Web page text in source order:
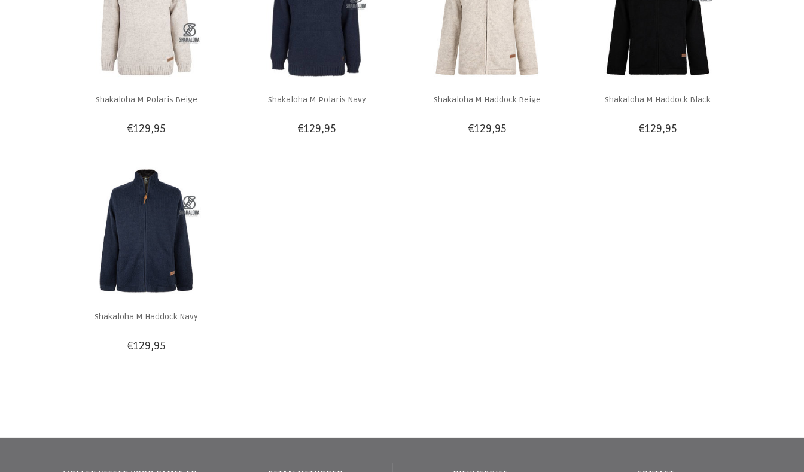
Shakaloha M Polaris Beige
€129,95
Shakaloha M Polaris Navy
€129,95
Shakaloha M Haddock Beige
€129,95
Shakaloha M Haddock Black
€129,95
Shakaloha M Haddock Navy
€129,95